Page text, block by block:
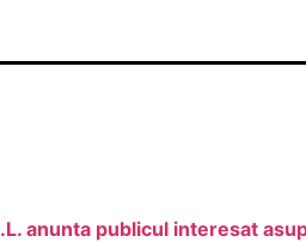
anunta publicul interesat